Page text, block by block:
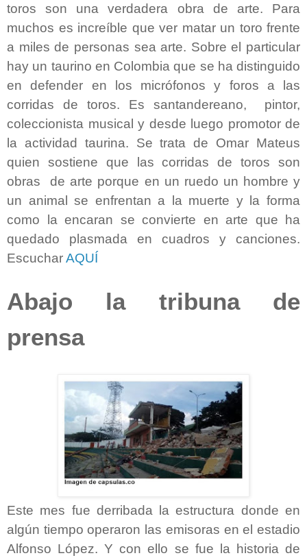
toros son una verdadera obra de arte. Para
muchos es increíble que ver matar un toro frente
a miles de personas sea arte. Sobre el particular
hay un taurino en Colombia que se ha distinguido
en defender en los micrófonos y foros a las
corridas de toros. Es santandereano, pintor,
coleccionista musical y desde luego promotor de
la actividad taurina. Se trata de Omar Mateus
quien sostiene que las corridas de toros son
obras de arte porque en un ruedo un hombre y
un animal se enfrentan a la muerte y la forma
como la encaran se convierte en arte que ha
quedado plasmada en cuadros y canciones.
EscucharAQUÍ
Abajo la tribuna de
prensa
Este mes fue derribada la estructura donde en
algún tiempo operaron las emisoras en el estadio
Alfonso López. Y con ello se fue la historia de